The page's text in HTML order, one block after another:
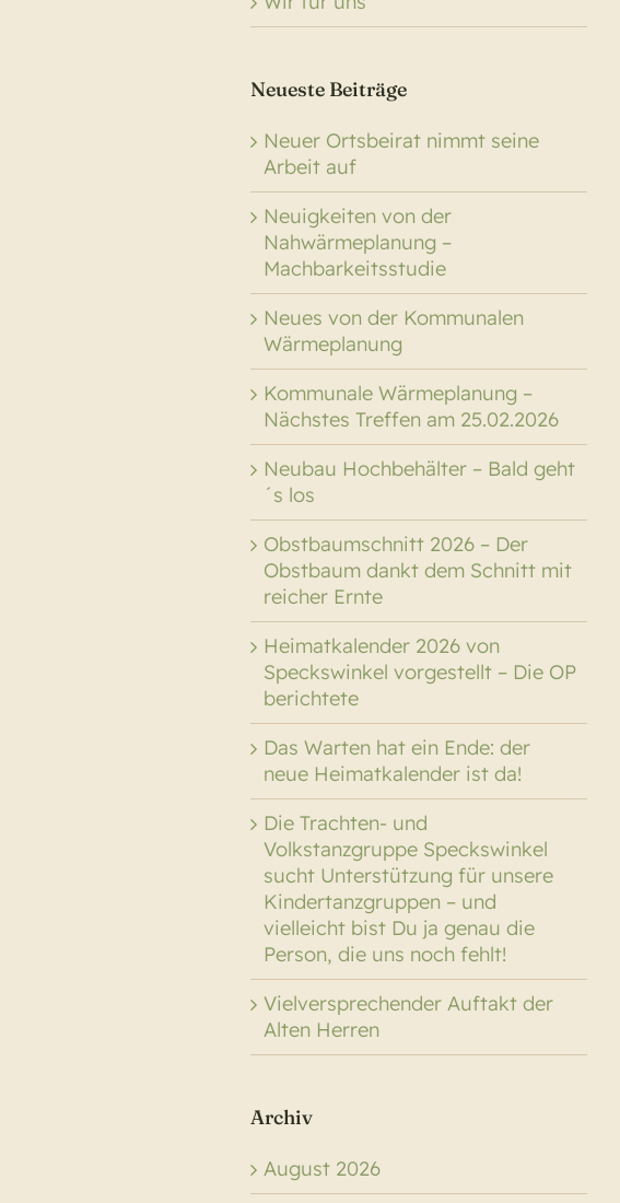
Neueste Beiträge
Neuer Ortsbeirat nimmt seine
Arbeit auf
Neuigkeiten von der
Nahwärmeplanung –
Machbarkeitsstudie
Neues von der Kommunalen
Wärmeplanung
Kommunale Wärmeplanung –
Nächstes Treffen am 25.02.2026
Neubau Hochbehälter – Bald geht
´s los
Obstbaumschnitt 2026 – Der
Obstbaum dankt dem Schnitt mit
reicher Ernte
Heimatkalender 2026 von
Speckswinkel vorgestellt – Die OP
berichtete
Das Warten hat ein Ende: der
neue Heimatkalender ist da!
Die Trachten- und
Volkstanzgruppe Speckswinkel
sucht Unterstützung für unsere
Kindertanzgruppen – und
vielleicht bist Du ja genau die
Person, die uns noch fehlt!
Vielversprechender Auftakt der
Alten Herren
Archiv
August 2026